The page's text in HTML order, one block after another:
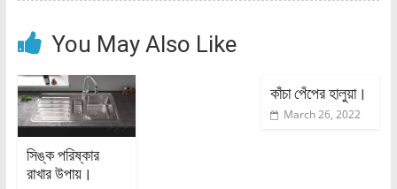
You May Also Like
সিঙ্ক পরিষ্কার
রাখার উপায়।
কাঁচা পেঁপের হালুয়া।
March 26, 2022